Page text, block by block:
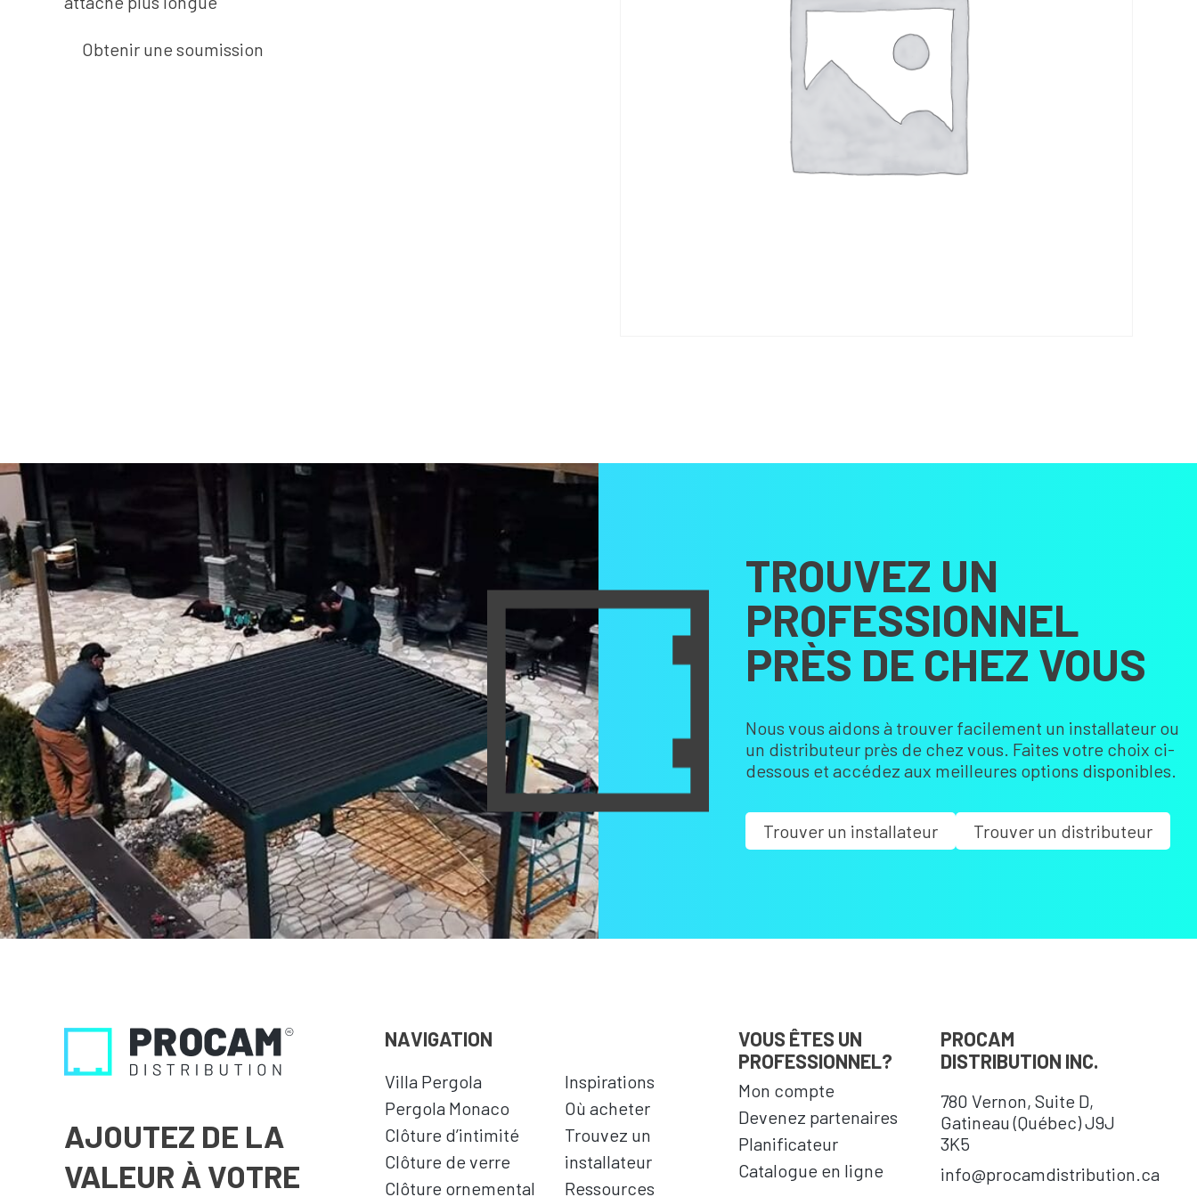
Obtenir une soumission
TROUVEZ UN
PROFESSIONNEL
PRÈS DE CHEZ VOUS
Nous vous aidons à trouver facilement un installateur ou
un distributeur près de chez vous. Faites votre choix ci-
dessous et accédez aux meilleures options disponibles.
Trouver un installateur Trouver un distributeur
AJOUTEZ DE LA
VALEUR À VOTRE
NAVIGATION
Villa Pergola
Pergola Monaco
Clôture d’intimité
Clôture de verre
Clôture ornemental
Inspirations
Où acheter
Trouvez un
installateur
Ressources
VOUS ÊTES UN
PROFESSIONNEL?
Mon compte
Devenez partenaires
Planificateur
Catalogue en ligne
PROCAM
DISTRIBUTION INC.
780 Vernon, Suite D,
Gatineau (Québec) J9J
3K5
info@procamdistribution.ca